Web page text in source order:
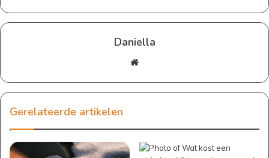
Daniella
Website
Gerelateerde artikelen